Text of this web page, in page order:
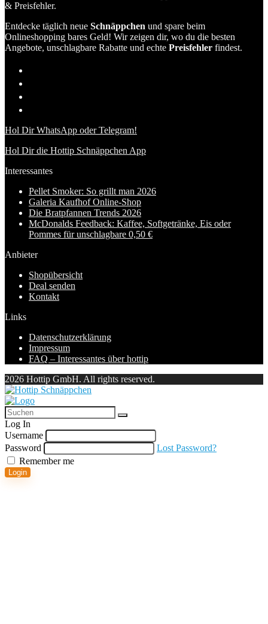
& Preisfehler.
Entdecke täglich neue Schnäppchen und spare beim
Onlineshopping bares Geld! Wir zeigen dir, wo du die besten
Angebote, unschlagbare Rabatte und echte Preisfehler findest.
Hol Dir WhatsApp oder Telegram!
Hol Dir die Hottip Schnäppchen App
Interessantes
Pellet Smoker: So grillt man 2026
Galeria Kaufhof Online-Shop
Die Bratpfannen Trends 2026
McDonalds Feedback: Kaffee, Softgetränke, Eis oder
Pommes für unschlagbare 0,50 €
Anbieter
Shopübersicht
Deal senden
Kontakt
Links
Datenschutzerklärung
Impressum
FAQ – Interessantes über hottip
2026 Hottip GmbH. All rights reserved.
Log In
Username
Password
Lost Password?
Remember me
Login